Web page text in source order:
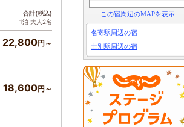
合計(税込)
1泊 大人2名
22,800円～
18,600円～
この宿周辺のMAPを表示
名寄駅周辺の宿
士別駅周辺の宿